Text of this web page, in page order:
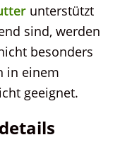
unterstützt
sind, werden
besonders
in einem
geeignet.